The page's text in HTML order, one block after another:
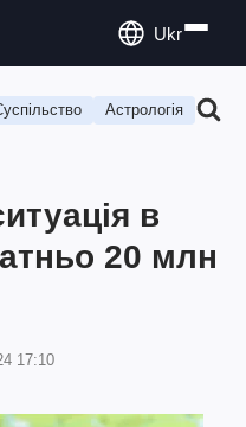
Ukr
Астрологія
в
20 млн
17:10